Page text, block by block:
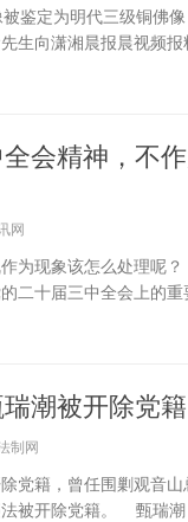
鉴定为明代三级铜佛
生向潇湘晨报晨视频报
会精神，不
网
为现象该怎么处理
十届三中全会上的重
潮被开除党
制网
党籍，曾任围剿观音
被开除党籍。 甄瑞潮